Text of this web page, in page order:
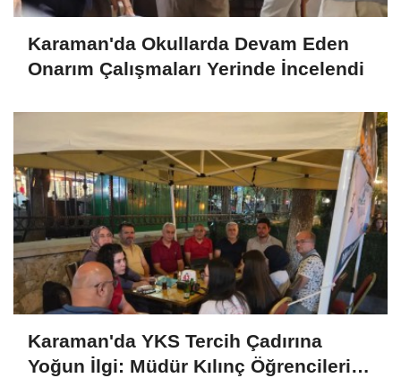
Karaman'da Okullarda Devam Eden
Onarım Çalışmaları Yerinde İncelendi
Karaman'da YKS Tercih Çadırına
Yoğun İlgi: Müdür Kılınç Öğrencileri